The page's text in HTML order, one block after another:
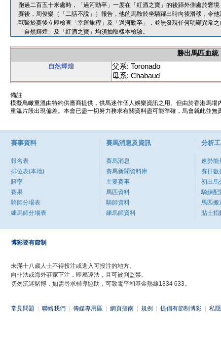
跑過二百五十米處時，「過河勁卒」一度在「紅酒之寶」的後蹄外側處於窘
賽後，周俊樂（「二話不說」）報告，他的馬鞍於坐騎躍出時向後滑移，令
獸醫於賽後立即檢查「幸運旅程」及「過河勁卒」，並無發現任何明顯異常之
「自然輝煌」及「紅酒之寶」均須抽取樣本檢驗。
勝出馬匹血統
自然輝煌
父系: Toronado
母系: Chabaud
備註
模擬鳥瞰重溫由特約供應商提供，供馬迷作個人娛樂資訊之用。但由於香港馬
重溫片段出現偏差。本會已盡一切努力務求有關資料盡可能準確，馬會就此並
賽事資料
報名表
排位表(本地)
賠率
賽果
騎師分場表
練馬師分場表
賽馬消息及資訊
賽馬消息
賽馬新聞資料庫
主要賽事
馬匹資料
騎師資料
練馬師資料
分析
速勢能
賽日數
初出馬
騎練配
馬匹搬
貼士指
博彩要有節制
未滿十八歲人士不得投注或進入可投注的地方。
向非法或海外莊家下注，即屬違法，且可被判監禁。
切勿沉迷賭博，如需尋求輔導協助，可致電平和基金熱線1834 633。
常見問題 聯絡我們 傳媒專用區 網頁指南 規例 提倡有節制博彩 私